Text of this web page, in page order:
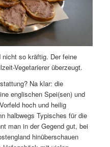
so kräftig. Der feine
Vegetarierer überzeugt.
Na klar: die
englischen Spei(sen) und
hoch und heilig
halbwegs Typisches für die
man in der Gegend gut, bei
hinüberschauen